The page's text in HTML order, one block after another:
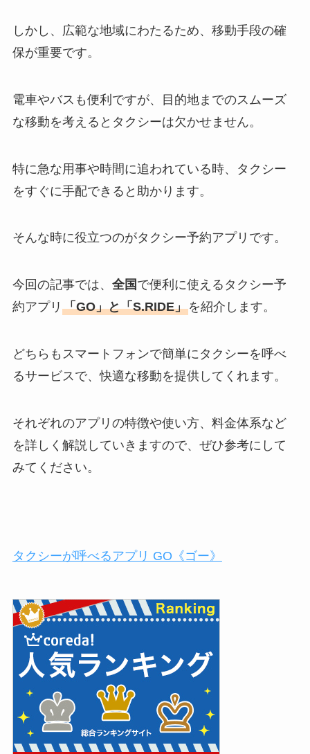
しかし、広範な地域にわたるため、移動手段の確
保が重要です。
電車やバスも便利ですが、目的地までのスムーズ
な移動を考えるとタクシーは欠かせません。
特に急な用事や時間に追われている時、タクシー
をすぐに手配できると助かります。
そんな時に役立つのがタクシー予約アプリです。
今回の記事では、 全国 で便利に使えるタクシー予
約アプリ 「GO」と「S.RIDE」を紹介します。
どちらもスマートフォンで簡単にタクシーを呼べ
るサービスで、快適な移動を提供してくれます。
それぞれのアプリの特徴や使い方、料金体系など
を詳しく解説していきますので、ぜひ参考にして
みてください。
タクシーが呼べるアプリ GO《ゴー》